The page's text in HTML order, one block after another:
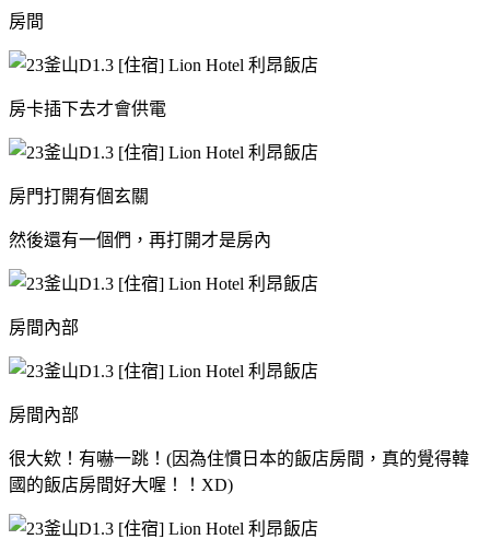
房間
房卡插下去才會供電
房門打開有個玄關
然後還有一個們，再打開才是房內
房間內部
房間內部
很大欸！有嚇一跳！(因為住慣日本的飯店房間，真的覺得韓
國的飯店房間好大喔！！XD)